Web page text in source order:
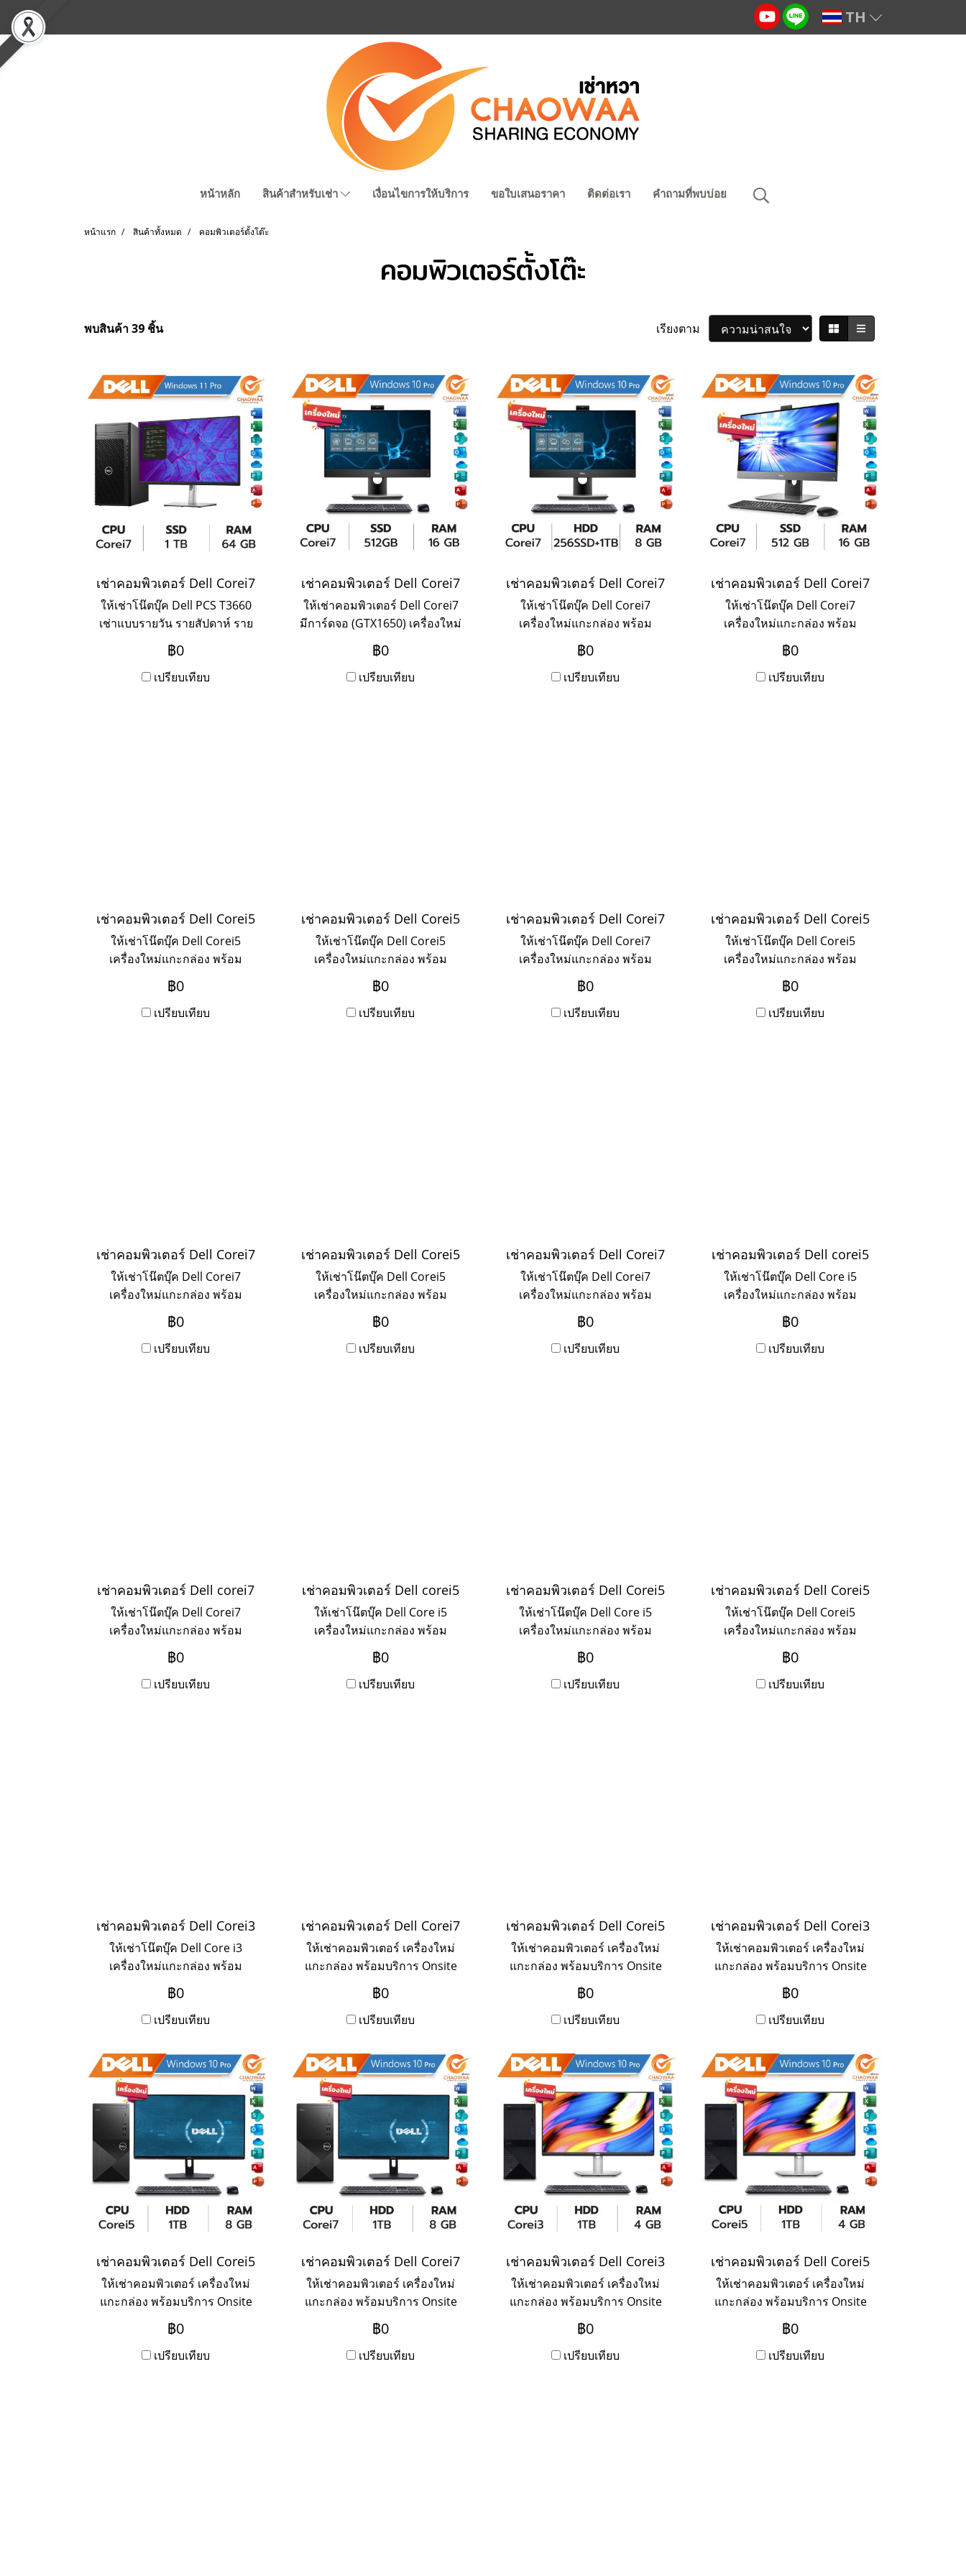
TH
หน้าหลัก สินค้าสำหรับเช่า เงื่อนไขการให้บริการ ขอใบเสนอราคา ติดต่อเรา คำถามที่พบบ่อย
หน้าแรก สินค้าทั้งหมด คอมพิวเตอร์ตั้งโต๊ะ
คอมพิวเตอร์ตั้งโต๊ะ
พบสินค้า 39 ชิ้น เรียงตาม
เช่าคอมพิวเตอร์ Dell Corei7
ให้เช่าโน๊ตบุ๊ค Dell PCS T3660
เช่าแบบรายวัน รายสัปดาห์ ราย
เดือน เช่า 3 เดือนขึ้นไปมีราคา
พิเศษ ทักไลน์สอบถามได้เลยค่ะ
฿0
เปรียบเทียบ
เช่าคอมพิวเตอร์ Dell Corei7
ให้เช่าคอมพิวเตอร์ Dell Corei7
มีการ์ดจอ (GTX1650) เครื่องใหม่
แกะกล่อง พร้อมบริการ Onsite
Service ระยะเช่า 3ปี ชำระเป็น
รายเดือน หากต้องการเช่าระยะ
฿0
เปรียบเทียบ
เช่าคอมพิวเตอร์ Dell Corei7
ให้เช่าโน๊ตบุ๊ค Dell Corei7
เครื่องใหม่แกะกล่อง พร้อม
บริการ Onsite Service ระยะเช่า
3ปี ชำระเป็นรายเดือน หาก
ต้องการเช่าระยะ 1 ปี ให้ติดต่อ
฿0
เปรียบเทียบ
เช่าคอมพิวเตอร์ Dell Corei7
ให้เช่าโน๊ตบุ๊ค Dell Corei7
เครื่องใหม่แกะกล่อง พร้อม
บริการ Onsite Service ระยะเช่า
3ปี ชำระเป็นรายเดือน หาก
ต้องการเช่าระยะ 1-2 ปี ให้ติดต่อ
฿0
เปรียบเทียบ
เช่าคอมพิวเตอร์ Dell Corei5
ให้เช่าโน๊ตบุ๊ค Dell Corei5
เครื่องใหม่แกะกล่อง พร้อม
บริการ Onsite Service ระยะเช่า
3ปี ชำระเป็นรายเดือน หาก
ต้องการเช่าระยะ 1-2 ปี ให้ติดต่อ
฿0
เปรียบเทียบ
เช่าคอมพิวเตอร์ Dell Corei5
ให้เช่าโน๊ตบุ๊ค Dell Corei5
เครื่องใหม่แกะกล่อง พร้อม
บริการ Onsite Service ระยะเช่า
3ปี ชำระเป็นรายเดือน หาก
ต้องการเช่าระยะ 1-2 ปี ให้ติดต่อ
฿0
เปรียบเทียบ
เช่าคอมพิวเตอร์ Dell Corei7
ให้เช่าโน๊ตบุ๊ค Dell Corei7
เครื่องใหม่แกะกล่อง พร้อม
บริการ Onsite Service ระยะเช่า
3ปี ชำระเป็นรายเดือน หาก
ต้องการเช่าระยะ 1-2 ปี ให้ติดต่อ
฿0
เปรียบเทียบ
เช่าคอมพิวเตอร์ Dell Corei5
ให้เช่าโน๊ตบุ๊ค Dell Corei5
เครื่องใหม่แกะกล่อง พร้อม
บริการ Onsite Service ระยะเช่า
3ปี ชำระเป็นรายเดือน หาก
ต้องการเช่าระยะ 1-2 ปี ให้ติดต่อ
฿0
เปรียบเทียบ
เช่าคอมพิวเตอร์ Dell Corei7
ให้เช่าโน๊ตบุ๊ค Dell Corei7
เครื่องใหม่แกะกล่อง พร้อม
บริการ Onsite Service ระยะเช่า
3ปี ชำระเป็นรายเดือน หาก
ต้องการเช่าระยะ 1-2 ปี ให้ติดต่อ
฿0
เปรียบเทียบ
เช่าคอมพิวเตอร์ Dell Corei5
ให้เช่าโน๊ตบุ๊ค Dell Corei5
เครื่องใหม่แกะกล่อง พร้อม
บริการ Onsite Service ระยะเช่า
3ปี ชำระเป็นรายเดือน หาก
ต้องการเช่าระยะ 1-2 ปี ให้ติดต่อ
฿0
เปรียบเทียบ
เช่าคอมพิวเตอร์ Dell Corei7
ให้เช่าโน๊ตบุ๊ค Dell Corei7
เครื่องใหม่แกะกล่อง พร้อม
บริการ Onsite Service ระยะเช่า
3ปี ชำระเป็นรายเดือน หาก
ต้องการเช่าระยะ 1-2 ปี ให้ติดต่อ
฿0
เปรียบเทียบ
เช่าคอมพิวเตอร์ Dell corei5
ให้เช่าโน๊ตบุ๊ค Dell Core i5
เครื่องใหม่แกะกล่อง พร้อม
บริการ Onsite Service ระยะเช่า
3ปี ชำระเป็นรายเดือน หาก
ต้องการเช่าระยะ 1-2 ปี ให้ติดต่อ
฿0
เปรียบเทียบ
เช่าคอมพิวเตอร์ Dell corei7
ให้เช่าโน๊ตบุ๊ค Dell Corei7
เครื่องใหม่แกะกล่อง พร้อม
บริการ Onsite Service ระยะเช่า
3ปี ชำระเป็นรายเดือน หาก
ต้องการเช่าระยะ 1-2 ปี ให้ติดต่อ
฿0
เปรียบเทียบ
เช่าคอมพิวเตอร์ Dell corei5
ให้เช่าโน๊ตบุ๊ค Dell Core i5
เครื่องใหม่แกะกล่อง พร้อม
บริการ Onsite Service ระยะเช่า
3ปี ชำระเป็นรายเดือน หาก
ต้องการเช่าระยะ 1-2 ปี ให้ติดต่อ
฿0
เปรียบเทียบ
เช่าคอมพิวเตอร์ Dell Corei5
ให้เช่าโน๊ตบุ๊ค Dell Core i5
เครื่องใหม่แกะกล่อง พร้อม
บริการ Onsite Service ระยะเช่า
3ปี ชำระเป็นรายเดือน หาก
ต้องการเช่าระยะ 1-2 ปี ให้ติดต่อ
฿0
เปรียบเทียบ
เช่าคอมพิวเตอร์ Dell Corei5
ให้เช่าโน๊ตบุ๊ค Dell Corei5
เครื่องใหม่แกะกล่อง พร้อม
บริการ Onsite Service ระยะเช่า
3ปี ชำระเป็นรายเดือน หาก
ต้องการเช่าระยะ 1-2 ปี ให้ติดต่อ
฿0
เปรียบเทียบ
เช่าคอมพิวเตอร์ Dell Corei3
ให้เช่าโน๊ตบุ๊ค Dell Core i3
เครื่องใหม่แกะกล่อง พร้อม
บริการ Onsite Service ระยะเช่า
3ปี ชำระเป็นรายเดือน หาก
ต้องการเช่าระยะ 1-2 ปี ให้ติดต่อ
฿0
เปรียบเทียบ
เช่าคอมพิวเตอร์ Dell Corei7
ให้เช่าคอมพิวเตอร์ เครื่องใหม่
แกะกล่อง พร้อมบริการ Onsite
Service แบบรายวัน รายสัปดาห์
รายเดือน รายปี
฿0
เปรียบเทียบ
เช่าคอมพิวเตอร์ Dell Corei5
ให้เช่าคอมพิวเตอร์ เครื่องใหม่
แกะกล่อง พร้อมบริการ Onsite
Service แบบรายวัน รายสัปดาห์
รายเดือน รายปี
฿0
เปรียบเทียบ
เช่าคอมพิวเตอร์ Dell Corei3
ให้เช่าคอมพิวเตอร์ เครื่องใหม่
แกะกล่อง พร้อมบริการ Onsite
Service แบบรายวัน รายสัปดาห์
รายเดือน รายปี
฿0
เปรียบเทียบ
เช่าคอมพิวเตอร์ Dell Corei5
ให้เช่าคอมพิวเตอร์ เครื่องใหม่
แกะกล่อง พร้อมบริการ Onsite
Service แบบรายวัน รายสัปดาห์
รายเดือน รายปี
฿0
เปรียบเทียบ
เช่าคอมพิวเตอร์ Dell Corei7
ให้เช่าคอมพิวเตอร์ เครื่องใหม่
แกะกล่อง พร้อมบริการ Onsite
Service แบบรายวัน รายสัปดาห์
รายเดือน รายปี
฿0
เปรียบเทียบ
เช่าคอมพิวเตอร์ Dell Corei3
ให้เช่าคอมพิวเตอร์ เครื่องใหม่
แกะกล่อง พร้อมบริการ Onsite
Service แบบรายวัน รายสัปดาห์
รายเดือน รายปี
฿0
เปรียบเทียบ
เช่าคอมพิวเตอร์ Dell Corei5
ให้เช่าคอมพิวเตอร์ เครื่องใหม่
แกะกล่อง พร้อมบริการ Onsite
Service แบบรายวัน รายสัปดาห์
รายเดือน รายปี
฿0
เปรียบเทียบ